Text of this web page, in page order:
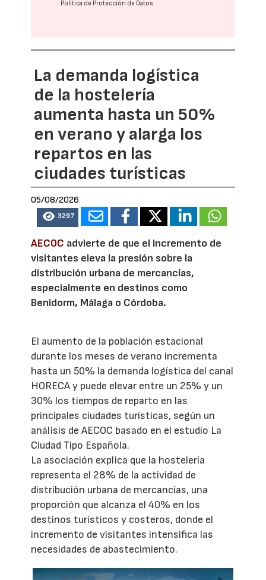
Política de Protección de Datos
La demanda logística
de la hostelería
aumenta hasta un 50%
en verano y alarga los
repartos en las
ciudades turísticas
05/08/2026
3297
AECOC advierte de que el incremento de
visitantes eleva la presión sobre la
distribución urbana de mercancías,
especialmente en destinos como
Benidorm, Málaga o Córdoba.
El aumento de la población estacional
durante los meses de verano incrementa
hasta un 50% la demanda logística del canal
HORECA y puede elevar entre un 25% y un
30% los tiempos de reparto en las
principales ciudades turísticas, según un
análisis de AECOC basado en el estudio La
Ciudad Tipo Española.
La asociación explica que la hostelería
representa el 28% de la actividad de
distribución urbana de mercancías, una
proporción que alcanza el 40% en los
destinos turísticos y costeros, donde el
incremento de visitantes intensifica las
necesidades de abastecimiento.